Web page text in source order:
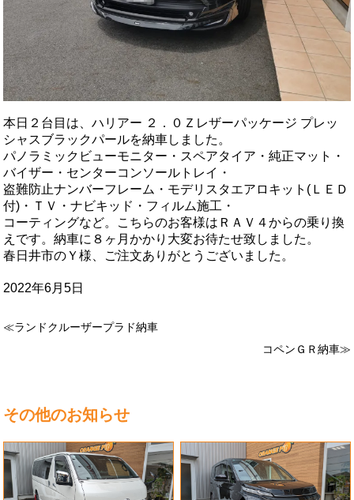
本日２台目は、ハリアー ２．０Ｚレザーパッケージ プレッ
シャスブラックパールを納車しました。
パノラミックビューモニター・スペアタイア・純正マット・
バイザー・センターコンソールトレイ・
盗難防止ナンバーフレーム・モデリスタエアロキット(ＬＥＤ
付)・ＴＶ・ナビキッド・フィルム施工・
コーティングなど。こちらのお客様はＲＡＶ４からの乗り換
えです。納車に８ヶ月かかり大変お待たせ致しました。
春日井市のＹ様、ご注文ありがとうございました。
2022年6月5日
≪ランドクルーザープラド納車
コペンＧＲ納車≫
その他のお知らせ